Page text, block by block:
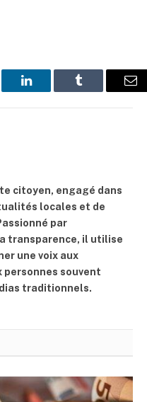
LinkedIn Tumblr
E-
citoyen, engagé dans
locales et de
par
transparence, il utilise
une voix aux
personnes souvent
traditionnels.